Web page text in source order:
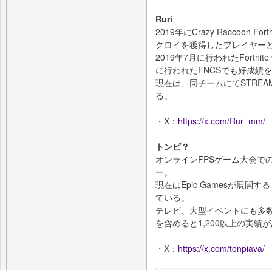
Ruri
2019年にCrazy Raccoon
クロイを獲得したプレイヤー
2019年7月に行われた
に行われたFNCSでも好成績
現在は、同チームにて
る。
・X： https://x.com/Rur_mm/
トンピ？
オンラインFPSゲーム大会で
ー。
現在はEpic Gamesが展開す
ている。
テレビ、大型イベントにも多
を含めると1,200以上の実績
・X： https://x.com/tonpiava/